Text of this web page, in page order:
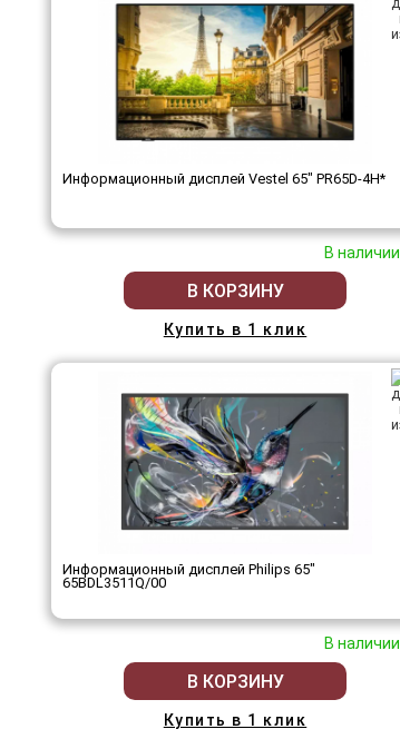
Информационный дисплей Vestel 65" PR65D-4H*
В наличии
В КОРЗИНУ
Купить в 1 клик
Информационный дисплей Philips 65"
65BDL3511Q/00
В наличии
В КОРЗИНУ
Купить в 1 клик